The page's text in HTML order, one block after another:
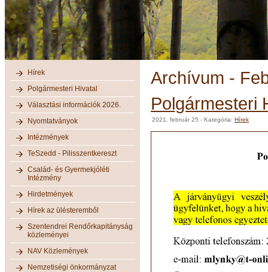
Hírek
Polgármesteri Hivatal
Választási információk 2026.
Nyomtatványok
Intézmények
TeSzedd - Pilisszentkereszt
Család- és Gyermekjóléti
Intézmény
Hirdetmények
Hírek az ülésteremből
Szentendrei Rendőrkapitányság
közleményei
NAV Közlemények
Nemzetiségi önkormányzat
Archívum -
Polgármesteri
2021. február 25 - Kategória: Hírek